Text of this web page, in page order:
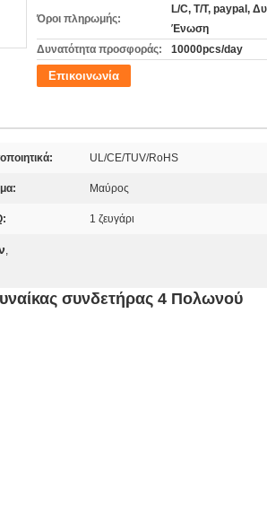
Όροι πληρωμής:
L/C, T/T, paypal,
Ένωση
Δυνατότητα προσφοράς:
10000pcs/day
Επικοινωνία
UL/CE/TUV/RoHS
Μαύρος
1 ζευγάρι
,
συνδετήρας 4 Πολωνού